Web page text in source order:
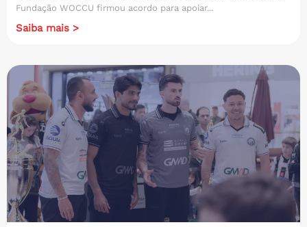
Fundação WOCCU firmou acordo para apoiar...
Saiba mais >